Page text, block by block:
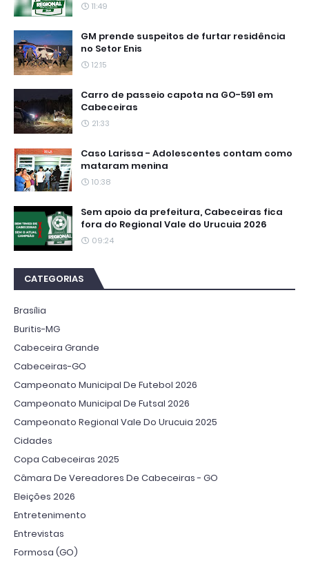
11:49
GM prende suspeitos de furtar residência
no Setor Enis
12:15
Carro de passeio capota na GO-591 em
Cabeceiras
21:33
Caso Larissa - Adolescentes contam como
mataram menina
10:38
Sem apoio da prefeitura, Cabeceiras fica
fora do Regional Vale do Urucuia 2026
09:24
CATEGORIAS
Brasília
Buritis-MG
Cabeceira Grande
Cabeceiras-GO
Campeonato Municipal De Futebol 2026
Campeonato Municipal De Futsal 2026
Campeonato Regional Vale Do Urucuia 2025
Cidades
Copa Cabeceiras 2025
Câmara De Vereadores De Cabeceiras - GO
Eleições 2026
Entretenimento
Entrevistas
Formosa (GO)